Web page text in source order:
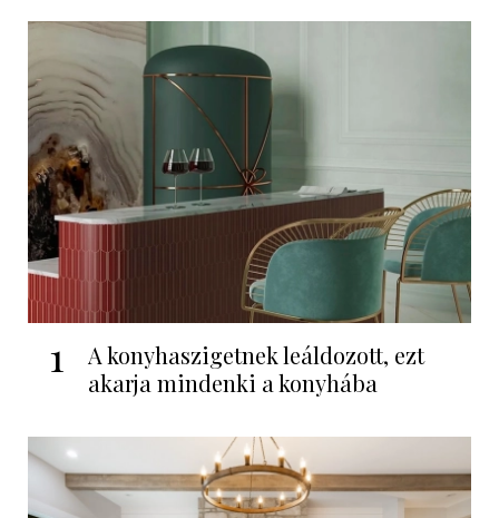
1
A konyhaszigetnek leáldozott, ezt
akarja mindenki a konyhába